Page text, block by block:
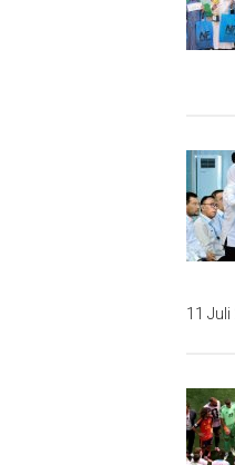
11 Juli